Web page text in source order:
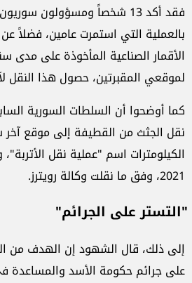
فقد أكد 13 شخصاً ومسؤولون
بالعملية التي استمرت عامين، فضلاً
الأقمار الصناعية المأخوذة على مدى
لموقعي المقبرتين، حصول هذا النقل
كما أوضحوا أن السلطات السورية
نقل الجثث من القطيفة إلى موقع
2021، وفق ما نقلت وكالة رويترز.
"التستر على الجرائم"
إلى ذلك، قال الشهود إن الهدف من
على جرائم حكومة الأسد والمساعدة